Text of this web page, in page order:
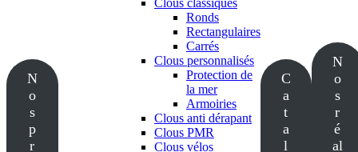
N
o
s
p
r
Clous classiques
Ronds
Rectangulaires
Carrés
Clous personnalisés
Protection de
la mer
Armoiries
Clous anti dérapant
Clous PMR
Clous vélos
C
a
t
a
l
N
o
s
r
é
al